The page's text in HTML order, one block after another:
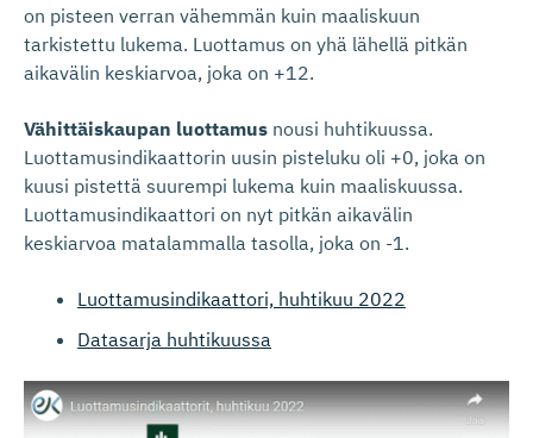
on pisteen verran vähemmän kuin maaliskuun
tarkistettu lukema. Luottamus on yhä lähellä pitkän
aikavälin keskiarvoa, joka on +12.
Vähittäiskaupan luottamus nousi huhtikuussa.
Luottamusindikaattorin uusin pisteluku oli +0, joka on
kuusi pistettä suurempi lukema kuin maaliskuussa.
Luottamusindikaattori on nyt pitkän aikavälin
keskiarvoa matalammalla tasolla, joka on -1.
Luottamusindikaattori, huhtikuu 2022
Datasarja huhtikuussa